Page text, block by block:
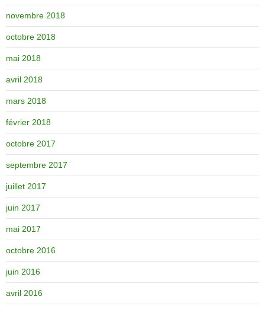
novembre 2018
octobre 2018
mai 2018
avril 2018
mars 2018
février 2018
octobre 2017
septembre 2017
juillet 2017
juin 2017
mai 2017
octobre 2016
juin 2016
avril 2016